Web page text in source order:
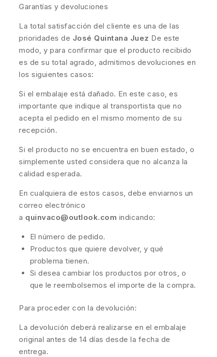
Garantías y devoluciones
La total satisfacción del cliente es una de las
prioridades de José Quintana Juez De este
modo, y para confirmar que el producto recibido
es de su total agrado, admitimos devoluciones en
los siguientes casos:
Si el embalaje está dañado. En este caso, es
importante que indique al transportista que no
acepta el pedido en el mismo momento de su
recepción.
Si el producto no se encuentra en buen estado, o
simplemente usted considera que no alcanza la
calidad esperada.
En cualquiera de estos casos, debe enviarnos un
correo electrónico
a quinvaco@outlook.com indicando:
El número de pedido.
Productos que quiere devolver, y qué
problema tienen.
Si desea cambiar los productos por otros, o
que le reembolsemos el importe de la compra.
Para proceder con la devolución:
La devolución deberá realizarse en el embalaje
original antes de 14 días desde la fecha de
entrega.